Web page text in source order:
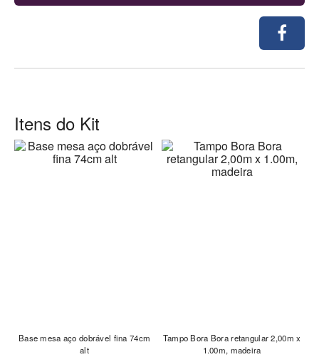
Itens do Kit
Base mesa aço dobrável fina 74cm
alt
Tampo Bora Bora retangular 2,00m x
1.00m, madeira